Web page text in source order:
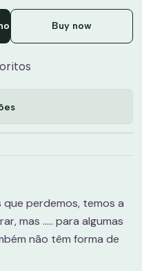
Buy now
perdemos, temos a
mas ..... para algumas
não têm forma de